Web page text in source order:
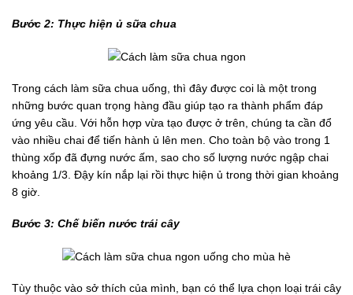
Bước 2: Thực hiện ủ sữa chua
Trong cách làm sữa chua uống, thì đây được coi là một trong
những bước quan trọng hàng đầu giúp tạo ra thành phẩm đáp
ứng yêu cầu. Với hỗn hợp vừa tạo được ở trên, chúng ta cần đổ
vào nhiều chai để tiến hành ủ lên men. Cho toàn bộ vào trong 1
thùng xốp đã đựng nước ấm, sao cho số lượng nước ngập chai
khoảng 1/3. Đậy kín nắp lại rồi thực hiện ủ trong thời gian khoảng
8 giờ.
Bước 3: Chế biến nước trái cây
Tùy thuộc vào sở thích của mình, bạn có thể lựa chọn loại trái cây